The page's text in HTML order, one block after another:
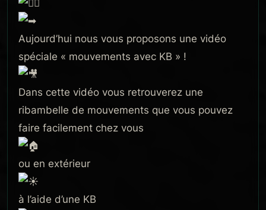
Aujourd’hui nous vous proposons une vidéo
spéciale « mouvements avec KB » !
Dans cette vidéo vous retrouverez une
ribambelle de mouvements que vous pouvez
faire facilement chez vous
ou en extérieur
à l’aide d’une KB